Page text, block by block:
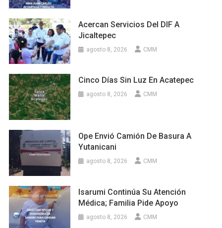
Acercan Servicios Del DIF A
Jicaltepec
agosto 8, 2026 CMM
Cinco Días Sin Luz En Acatepec
agosto 8, 2026 CMM
Ope Envió Camión De Basura A
Yutanicani
agosto 8, 2026 CMM
Isarumi Continúa Su Atención
Médica; Familia Pide Apoyo
agosto 8, 2026 CMM